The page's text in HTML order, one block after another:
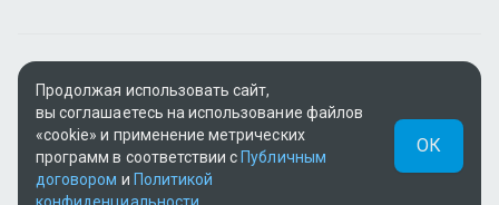
(Государственная лицензия № 12016823 от 22.11.2012).
В рамках услуги «Видео по подписке» для «Пакета
фильмов и сериалов tv+» контент предоставляется
онлайн-кинотеатром MEGOGO.
Продолжая использовать сайт,
вы соглашаетесь на использование файлов
«cookie» и применение метрических
программ в соответствии с Публичным
договором и Политикой
ОК